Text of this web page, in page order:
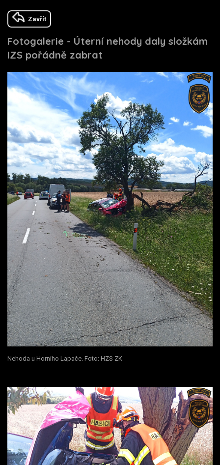
Zavřít
Fotogalerie - Úterní nehody daly složkám
IZS pořádně zabrat
Nehoda u Horního Lapače. Foto: HZS ZK